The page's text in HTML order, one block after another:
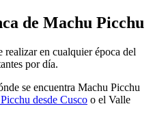
de Machu Picchu
realizar en cualquier época del
por día.
se encuentra Machu Picchu
desde Cusco o el Valle